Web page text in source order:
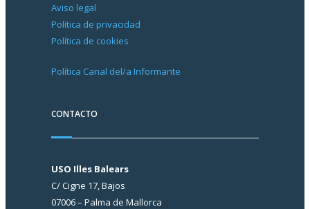
Aviso legal
Política de privacidad
Política de cookies
Política Canal del/a Informante
CONTACTO
USO Illes Balears
C/ Cigne 17, Bajos
07006 – Palma de Mallorca